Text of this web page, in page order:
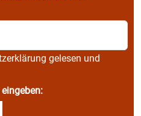
gelesen und